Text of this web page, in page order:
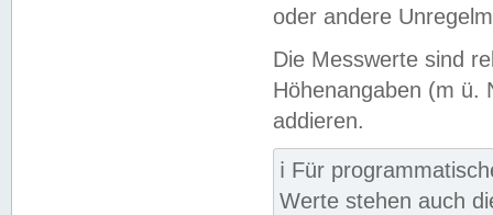
oder andere
Die Messwerte sind
Höhenangaben (m ü.
addieren.
ℹ️ Für
Werte stehen auch